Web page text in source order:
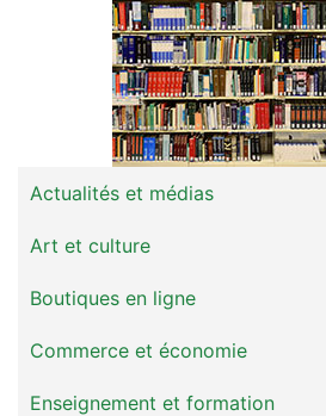
Actualités et médias
Art et culture
Boutiques en ligne
Commerce et économie
Enseignement et formation